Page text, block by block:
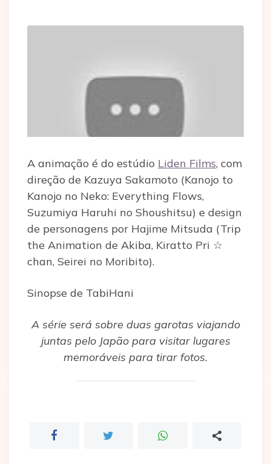
A animação é do estúdio Liden Films, com
direção de Kazuya Sakamoto (Kanojo to
Kanojo no Neko: Everything Flows,
Suzumiya Haruhi no Shoushitsu) e design
de personagens por Hajime Mitsuda (Trip
the Animation de Akiba, Kiratto Pri ☆
chan, Seirei no Moribito).
Sinopse de TabiHani
A série será sobre duas garotas viajando
juntas pelo Japão para visitar lugares
memoráveis ​​para tirar fotos.